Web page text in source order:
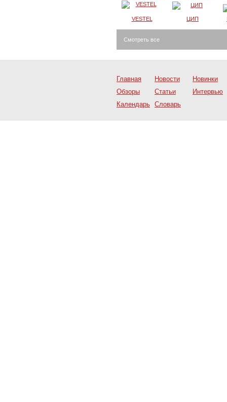
VESTEL ЦИП
Смотреть все
Главная Новости
Новинки
Обзоры
Статьи
Интервью
Календарь Словарь